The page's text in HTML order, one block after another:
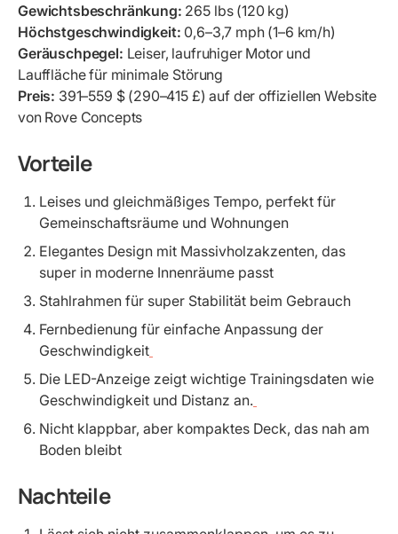
Gewichtsbeschränkung: 265 lbs (120 kg)
Höchstgeschwindigkeit: 0,6–3,7 mph (1–6 km/h)
Geräuschpegel: Leiser, laufruhiger Motor und
Lauffläche für minimale Störung
Preis: 391–559 $ (290–415 £) auf der offiziellen Website
von Rove Concepts
Vorteile
Leises und gleichmäßiges Tempo, perfekt für
Gemeinschaftsräume und Wohnungen
Elegantes Design mit Massivholzakzenten, das
super in moderne Innenräume passt
Stahlrahmen für super Stabilität beim Gebrauch
Fernbedienung für einfache Anpassung der
Geschwindigkeit
Die LED-Anzeige zeigt wichtige Trainingsdaten wie
Geschwindigkeit und Distanz an.
Nicht klappbar, aber kompaktes Deck, das nah am
Boden bleibt
Nachteile